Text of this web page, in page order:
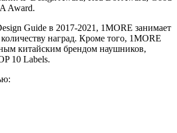
Award.
Guide в 2017-2021, 1MORE занимает
наград. Кроме того, 1MORE
китайским брендом наушников,
10 Labels.